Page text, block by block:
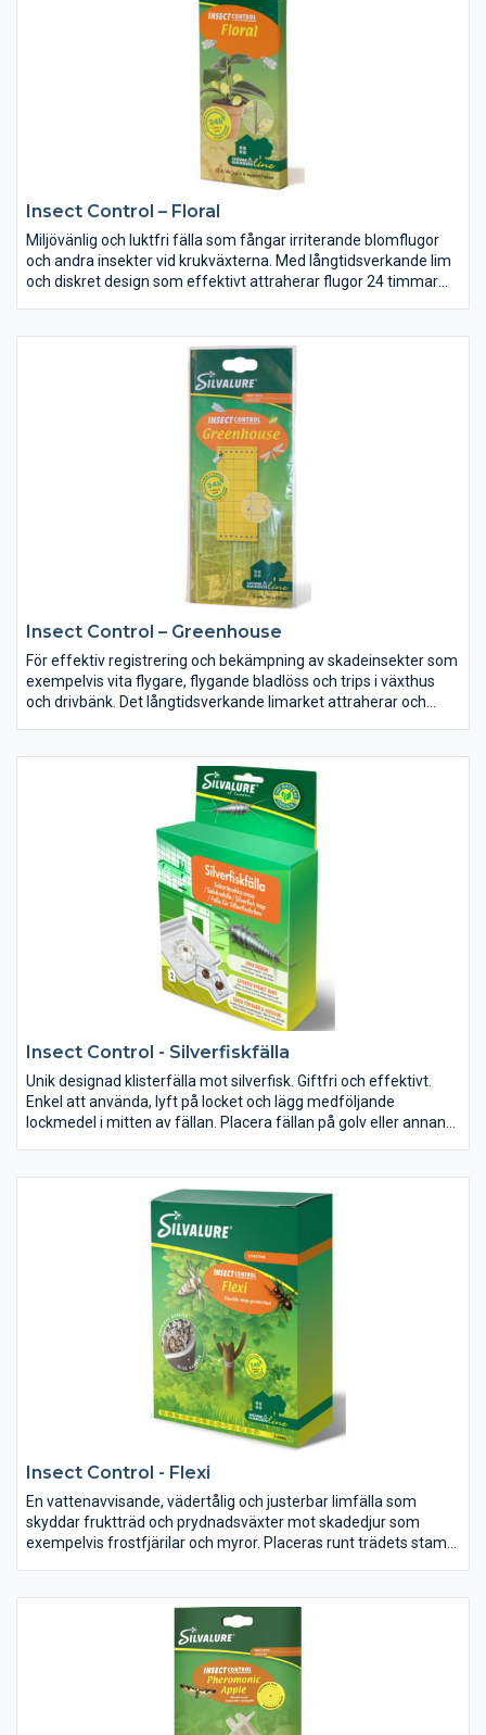
Insect Control – Floral
Miljövänlig och luktfri fälla som fångar irriterande blomflugor
och andra insekter vid krukväxterna. Med långtidsverkande lim
och diskret design som effektivt attraherar flugor 24 timmar
Insect Control – Greenhouse
För effektiv registrering och bekämpning av skadeinsekter som
exempelvis vita flygare, flygande bladlöss och trips i växthus
och drivbänk. Det långtidsverkande limarket attraherar och
Insect Control - Silverfiskfälla
Unik designad klisterfälla mot silverfisk. Giftfri och effektivt.
Enkel att använda, lyft på locket och lägg medföljande
lockmedel i mitten av fällan. Placera fällan på golv eller annan
i fällan kan den inte komma ut och fastnar i limmet. Fällan är
helt sluten vilket försvårar för barn och husdjur att komma i
kontakt med klistret. Genom sin design har fällan lång livslängd
Insect Control - Flexi
En vattenavvisande, vädertålig och justerbar limfälla som
skyddar fruktträd och prydnadsväxter mot skadedjur som
exempelvis frostfjärilar och myror. Placeras runt trädets stam